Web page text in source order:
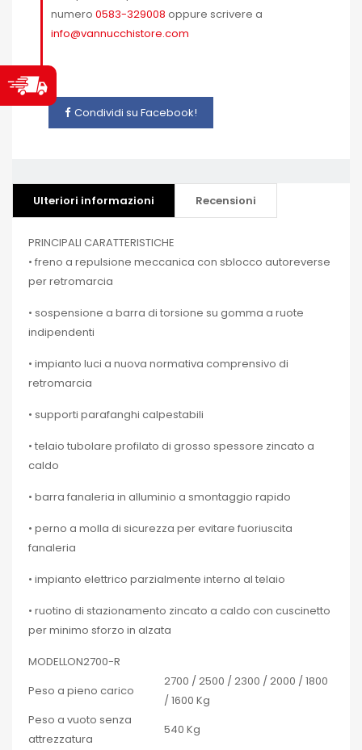
numero 0583-329008 oppure scrivere a
info@vannucchistore.com
Condividi su Facebook!
Ulteriori informazioni Recensioni
PRINCIPALI CARATTERISTICHE
• freno a repulsione meccanica con sblocco autoreverse
per retromarcia
• sospensione a barra di torsione su gomma a ruote
indipendenti
• impianto luci a nuova normativa comprensivo di
retromarcia
• supporti parafanghi calpestabili
• telaio tubolare profilato di grosso spessore zincato a
caldo
• barra fanaleria in alluminio a smontaggio rapido
• perno a molla di sicurezza per evitare fuoriuscita
fanaleria
• impianto elettrico parzialmente interno al telaio
• ruotino di stazionamento zincato a caldo con cuscinetto
per minimo sforzo in alzata
MODELLON2700-R
Peso a pieno carico
2700 / 2500 / 2300 / 2000 / 1800
/ 1600 Kg
Peso a vuoto senza
attrezzatura
540 Kg